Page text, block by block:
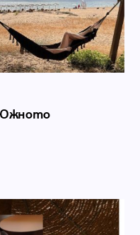
Южното